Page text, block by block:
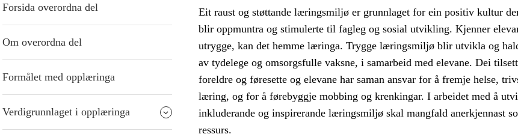
Forsida overordna del
Om overordna del
Formålet med opplæringa
Verdigrunnlaget i opplæringa
Eit raust og støttande læringsmiljø er grunnlaget for ein positiv kultur
blir oppmuntra og stimulerte til fagleg og sosial utvikling. Kjenner
utrygge, kan det hemme læringa. Trygge læringsmiljø blir utvikla og
av tydelege og omsorgsfulle vaksne, i samarbeid med elevane. Dei
foreldre og føresette og elevane har saman ansvar for å fremje helse,
læring, og for å førebyggje mobbing og krenkingar. I arbeidet med å
inkluderande og inspirerande læringsmiljø skal mangfald anerkjennast
ressurs.